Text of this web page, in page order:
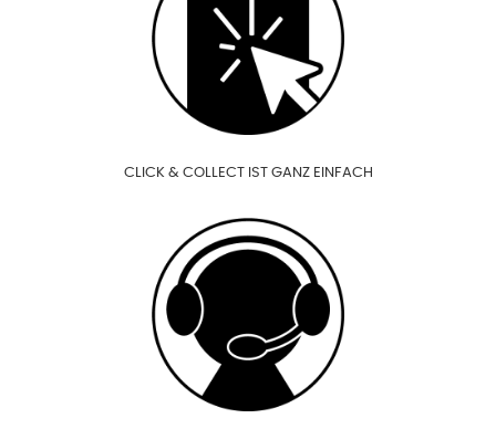
CLICK & COLLECT IST GANZ EINFACH